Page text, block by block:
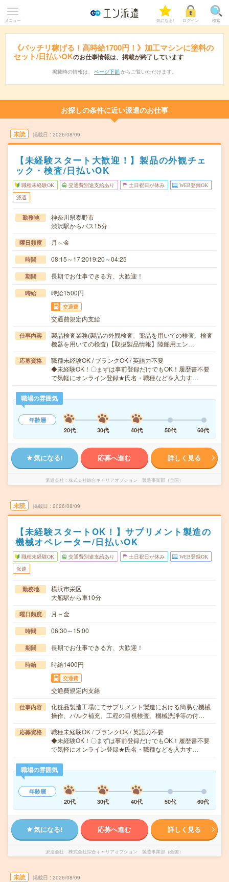
メニュー 気になる! ログイン 検索
《バッチリ稼げる！高時給1700円！》加工マシンに塗料の
セット/日払いOKのお仕事情報は、掲載が終了しています
掲載時の情報は、 ページ下部 からご覧いただけます。
お探しの条件に近い派遣のお仕事
未読 掲載日 2026/08/09
【未経験スタート大歓迎！】製品の外観チェ
ック・検査/日払いOK
職種未経験OK 交通費別途支給あり 土日祝日が休み WEB登録OK
派遣
勤務地
神奈川県秦野市
渋沢駅からバス15分
曜日頻度 月～金
時間 08:15～17:2019:20～04:25
期間 長期でお仕事できる方、大歓迎！
時給 時給1500円
交通費
交通費規定内支給
仕事内容
製品検査業務(製品の外観検査、薬品を用いての検査、検査
機器を用いての検査)【取扱製品情報】陸舶用エン…
応募資格
職種未経験OK / ブランクOK / 英語力不要
◆未経験OK！〇まずは事前登録だけでもOK！履歴書不要
で気軽にオンライン登録★氏名・職種などを入力す…
職場の雰囲気
年齢層
20代
30代 40代 50代 60代
気になる! 応募へ進む 詳しく見る
派遣会社 株式会社綜合キャリアオプション 製造事業部（全国）
未読 掲載日 2026/08/09
【未経験スタートOK！】サプリメント製造の
機械オペレーター/日払いOK
職種未経験OK 交通費別途支給あり 土日祝日が休み WEB登録OK
派遣
勤務地
横浜市栄区
大船駅から車10分
曜日頻度 月～金
時間 06:30～15:00
期間 長期でお仕事できる方、大歓迎！
時給 時給1400円
交通費
交通費規定内支給
仕事内容
化粧品製造工場にてサプリメント製造における簡易な機械
操作、バルク補充、工程の目視検査、機械洗浄等の付…
応募資格
職種未経験OK / ブランクOK / 英語力不要
◆未経験OK！〇まずは事前登録だけでもOK！履歴書不要
で気軽にオンライン登録★氏名・職種などを入力す…
職場の雰囲気
年齢層
20代
30代 40代 50代 60代
気になる! 応募へ進む 詳しく見る
派遣会社 株式会社綜合キャリアオプション 製造事業部（全国）
未読 掲載日 2026/08/09